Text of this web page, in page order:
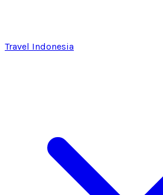
Travel Indonesia